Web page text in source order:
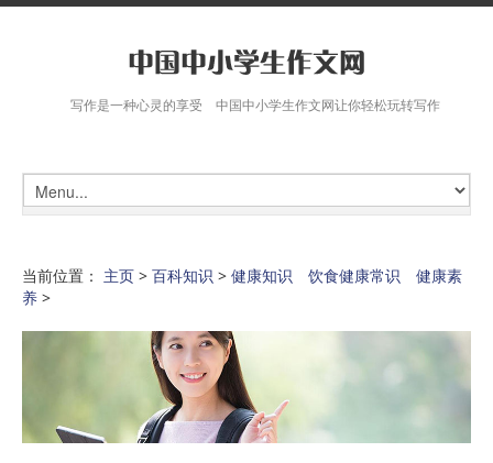
写作是一种心灵的享受 中国中小学生作文网让你轻松玩转写作
当前位置： 主页 > 百科知识 > 健康知识 饮食健康常识 健康素
养 >